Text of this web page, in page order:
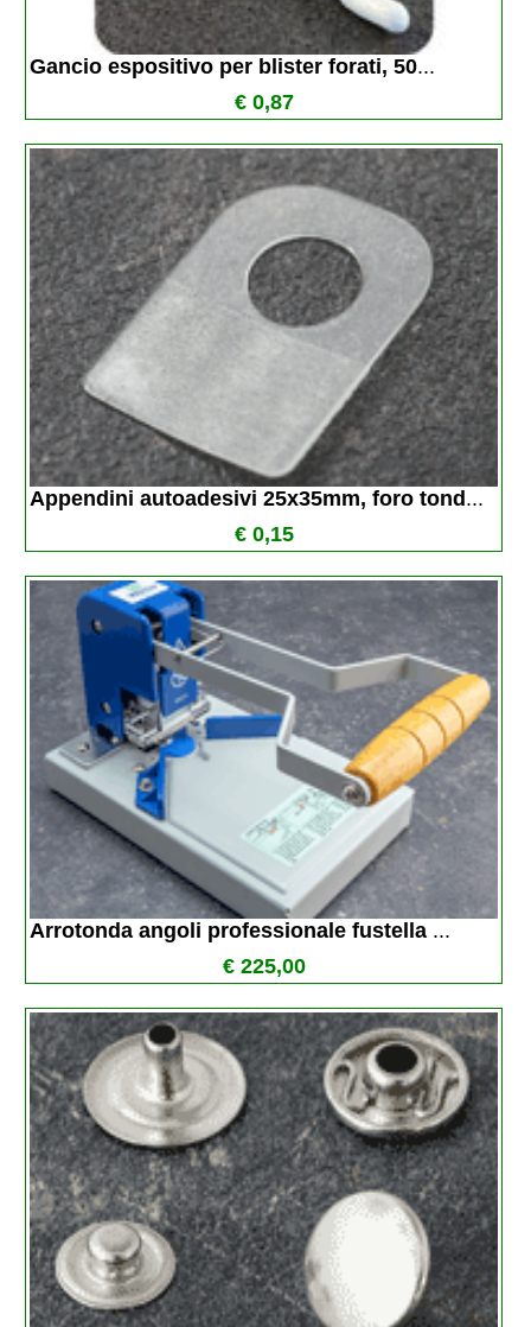
Gancio espositivo per blister forati, 50...
€ 0,87
Appendini autoadesivi 25x35mm, foro tond ...
€ 0,15
Arrotonda angoli professionale fustella ...
€ 225,00